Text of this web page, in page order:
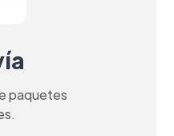
paquetes